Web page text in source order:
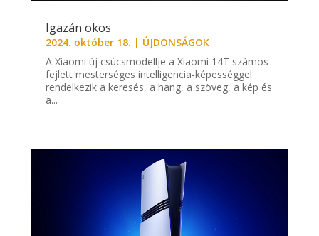
Igazán okos
2024. október 18. | ÚJDONSÁGOK
A Xiaomi új csúcsmodellje a Xiaomi 14T számos
fejlett mesterséges intelligencia-képességgel
rendelkezik a keresés, a hang, a szöveg, a kép és
a...